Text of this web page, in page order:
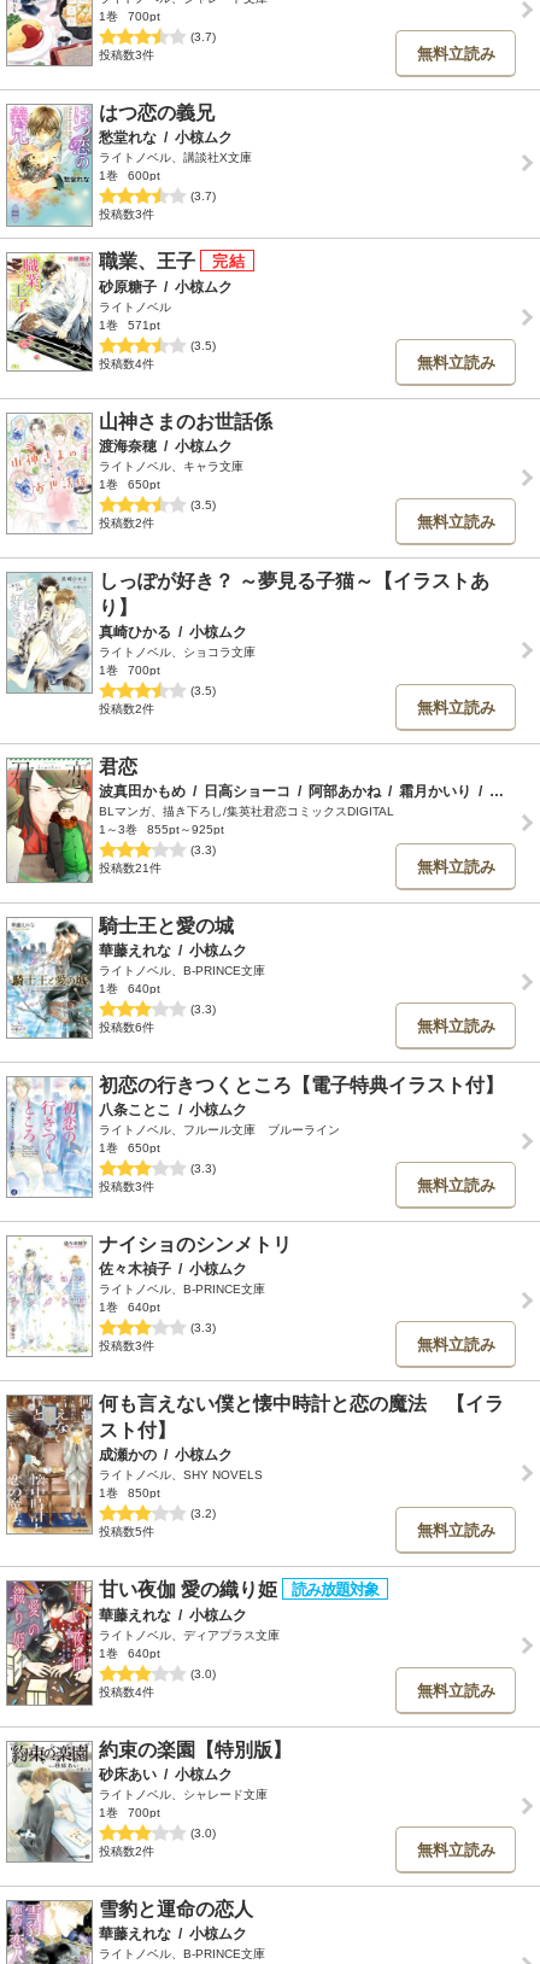
1巻
700pt
(3.7)
投稿数3件
無料立読み
はつ恋の義兄
愁堂れな / 小椋ムク
ライトノベル、講談社X文庫
1巻
600pt
(3.7)
投稿数3件
職業、王子
砂原糖子 / 小椋ムク
ライトノベル
1巻
571pt
(3.5)
投稿数4件
無料立読み
山神さまのお世話係
渡海奈穂 / 小椋ムク
ライトノベル、キャラ文庫
1巻
650pt
(3.5)
投稿数2件
無料立読み
しっぽが好き？ ～夢見る子猫～【イラストあ
り】
真崎ひかる / 小椋ムク
ライトノベル、ショコラ文庫
1巻
700pt
(3.5)
投稿数2件
無料立読み
君恋
波真田かもめ / 日高ショーコ / 阿部あかね / 霜月かいり /
BLマンガ、描き下ろし/集英社君恋コミックスDIGITAL
1～3巻
855pt～925pt
(3.3)
投稿数21件
無料立読み
騎士王と愛の城
華藤えれな / 小椋ムク
ライトノベル、B-PRINCE文庫
1巻
640pt
(3.3)
投稿数6件
無料立読み
初恋の行きつくところ【電子特典イラスト付】
八条ことこ / 小椋ムク
ライトノベル、フルール文庫 ブルーライン
1巻
650pt
(3.3)
投稿数3件
無料立読み
ナイショのシンメトリ
佐々木禎子 / 小椋ムク
ライトノベル、B-PRINCE文庫
1巻
640pt
(3.3)
投稿数3件
無料立読み
何も言えない僕と懐中時計と恋の魔法 【イラ
スト付】
成瀬かの / 小椋ムク
ライトノベル、SHY NOVELS
1巻
850pt
(3.2)
投稿数5件
無料立読み
甘い夜伽 愛の織り姫
華藤えれな / 小椋ムク
ライトノベル、ディアプラス文庫
1巻
640pt
(3.0)
投稿数4件
無料立読み
約束の楽園【特別版】
砂床あい / 小椋ムク
ライトノベル、シャレード文庫
1巻
700pt
(3.0)
投稿数2件
無料立読み
雪豹と運命の恋人
華藤えれな / 小椋ムク
ライトノベル、B-PRINCE文庫